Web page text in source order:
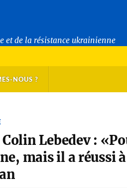
et de la résistance ukrainienne
NOUS ?
Lebedev :
mais il a réussi